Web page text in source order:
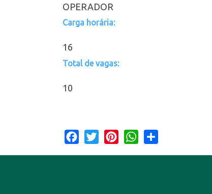
OPERADOR
Carga horária:
16
Total de vagas:
10
Facebook
Twitter PinterestWhatsApp